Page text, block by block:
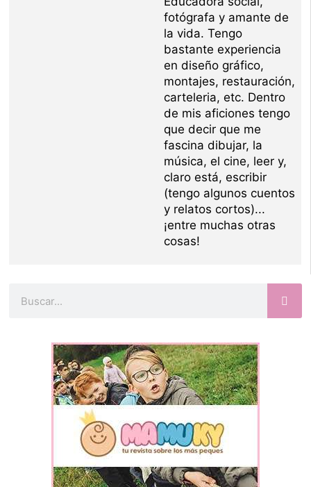
fotógrafa y amante de
la vida. Tengo
bastante experiencia
en diseño gráfico,
montajes, restauración,
carteleria, etc. Dentro
de mis aficiones tengo
que decir que me
fascina dibujar, la
música, el cine, leer y,
claro está, escribir
(tengo algunos cuentos
y relatos cortos)...
¡entre muchas otras
cosas!